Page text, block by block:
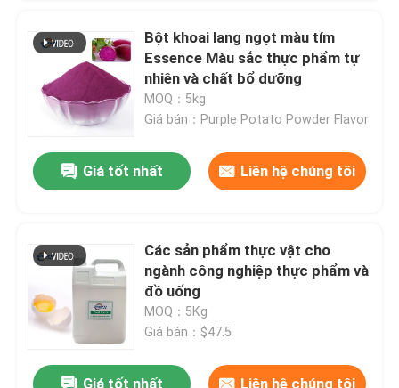
Bột khoai lang ngọt màu tím
Essence Màu sắc thực phẩm tự
nhiên và chất bổ dưỡng
MOQ：5kg
Giá bán：Purple Potato Powder Flavor
Giá tốt nhất Liên hệ chúng tôi
Các sản phẩm thực vật cho
ngành công nghiệp thực phẩm và
đồ uống
MOQ：5Kg
Giá bán：$47.5
Giá tốt nhất Liên hệ chúng tôi